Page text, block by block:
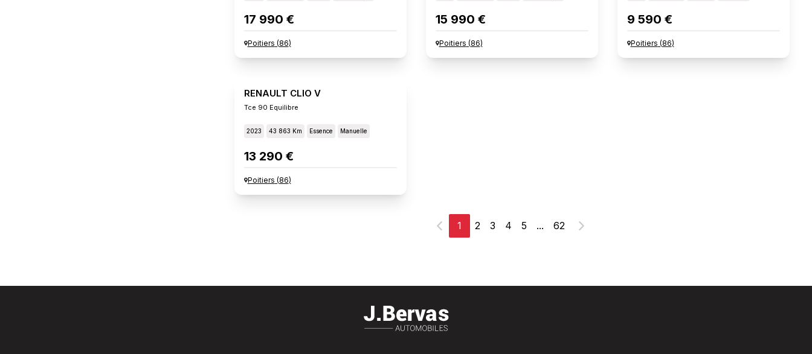
17 990 €
Poitiers (86)
15 990 €
Poitiers (86)
9 590 €
Poitiers (86)
RENAULT CLIO V
Tce 90 Equilibre
2023 43 863 Km Essence Manuelle
13 290 €
Poitiers (86)
Précédent
1 2 3 4 5 ... 62
Suivant